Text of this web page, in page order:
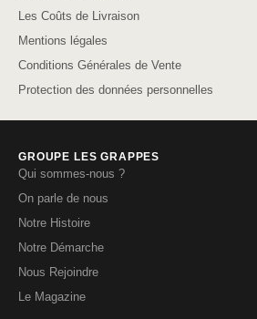
Les Coûts de Livraison
Mentions légales
Conditions Générales de Vente
Protection des données personnelles
GROUPE LES GRAPPES
Qui sommes-nous ?
On parle de nous
Notre Histoire
Notre Démarche
Nous Rejoindre
Le Magazine